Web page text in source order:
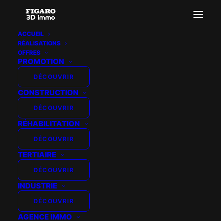
ACCUEIL
RÉALISATIONS
OFFRES
PROMOTION
DÉCOUVRIR
CONSTRUCTION
DÉCOUVRIR
RÉHABILITATION
DÉCOUVRIR
TERTIAIRE
DÉCOUVRIR
INDUSTRIE
DÉCOUVRIR
AGENCE IMMO